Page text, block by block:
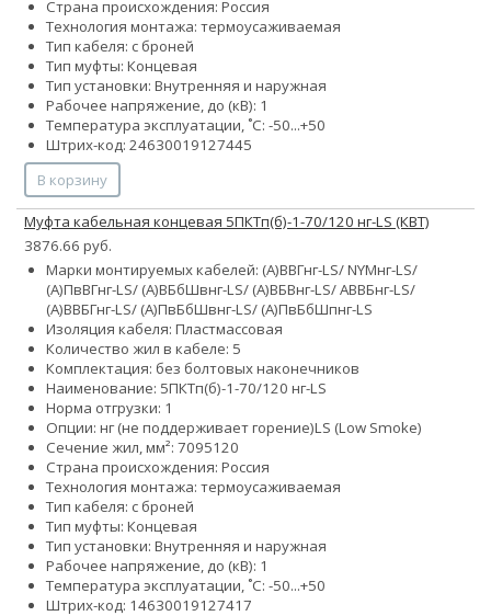
Страна происхождения: Россия
Технология монтажа: термоусаживаемая
Тип кабеля: с броней
Тип муфты: Концевая
Тип установки: Внутренняя и наружная
Рабочее напряжение, до (кВ): 1
Температура эксплуатации, ˚С: -50...+50
Штрих-код: 24630019127445
В корзину
Муфта кабельная концевая 5ПКТп(б)-1-70/120 нг-LS (КВТ)
3876.66 руб.
Марки монтируемых кабелей: (А)ВВГнг-LS/ NYMнг-LS/
(А)ПвВГнг-LS/ (А)ВБбШвнг-LS/ (А)ВБВнг-LS/ АВВБнг-LS/
(А)ВВБГнг-LS/ (А)ПвБбШвнг-LS/ (А)ПвБбШпнг-LS
Изоляция кабеля: Пластмассовая
Количество жил в кабеле: 5
Комплектация: без болтовых наконечников
Наименование: 5ПКТп(б)-1-70/120 нг-LS
Норма отгрузки: 1
Опции: нг (не поддерживает горение)LS (Low Smoke)
Сечение жил, мм²: 7095120
Страна происхождения: Россия
Технология монтажа: термоусаживаемая
Тип кабеля: с броней
Тип муфты: Концевая
Тип установки: Внутренняя и наружная
Рабочее напряжение, до (кВ): 1
Температура эксплуатации, ˚С: -50...+50
Штрих-код: 14630019127417